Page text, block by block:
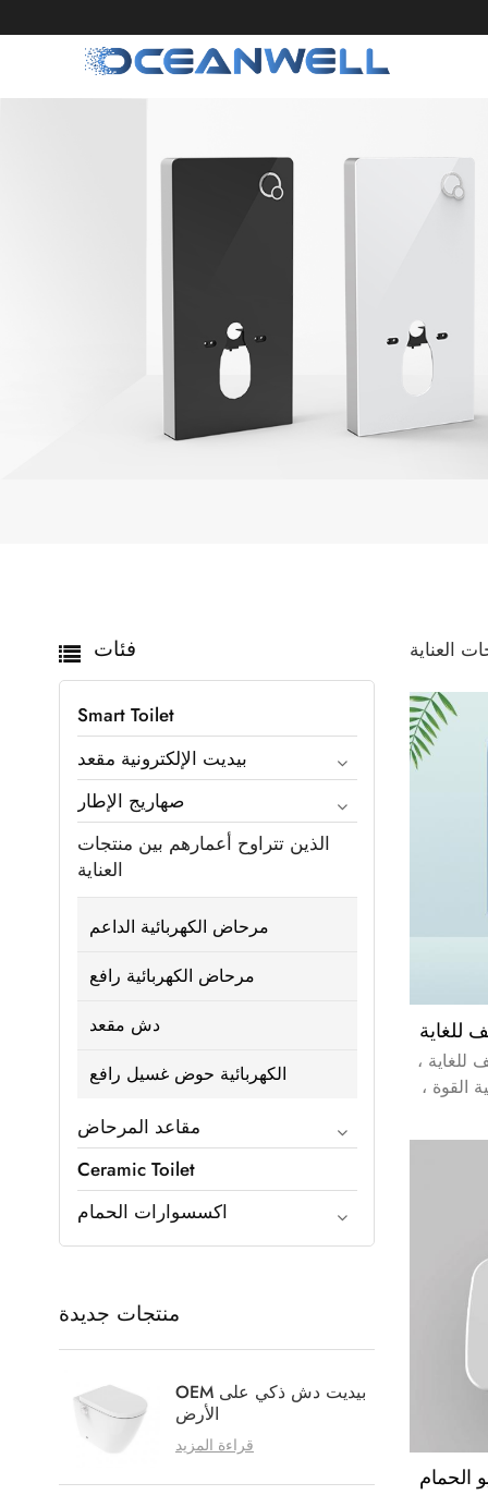
فئات
Smart Toilet
بيديت الإلكترونية مقعد
صهاريج الإطار
الذين تتراوح أعمارهم بين منتجات
العناية
مرحاض الكهربائية الداعم
مرحاض الكهربائية رافع
دش مقعد
الكهربائية حوض غسيل رافع
مقاعد المرحاض
Ceramic Toilet
اكسسوارات الحمام
منتجات جديدة
OEM بيديت دش ذكي على
الأرض
قراءة المزيد
العناية
،
القوة ،